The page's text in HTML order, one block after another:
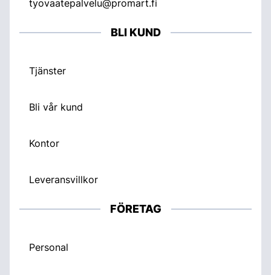
tyovaatepalvelu@promart.fi
BLI KUND
Tjänster
Bli vår kund
Kontor
Leveransvillkor
FÖRETAG
Personal